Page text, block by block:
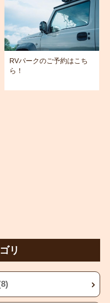
RVパークのご予約はこち
ら！
リ